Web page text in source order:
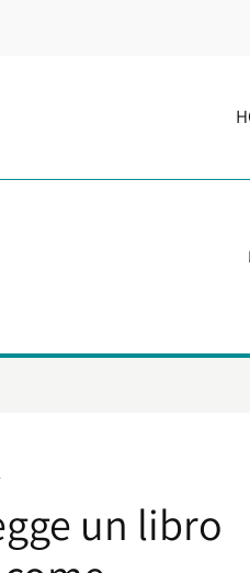
un libro